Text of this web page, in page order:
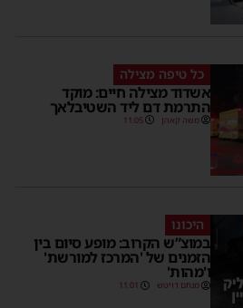
כל טיפה מצילה
אשדוד מצילה חיים: מוקד
התרמת דם ליד השטיבלאך
משה קאהן 11:05
היכונו
במוצ”ש הקרוב: מופע סיום בין
הזמנים של 'המרכז למורשת'
ו'מהות'
מנחם דויטש 11:01